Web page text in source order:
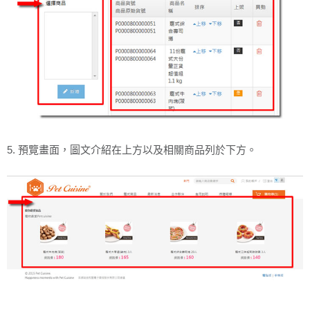
5. 預覽畫面，圖文介紹在上方以及相關商品列於下方。